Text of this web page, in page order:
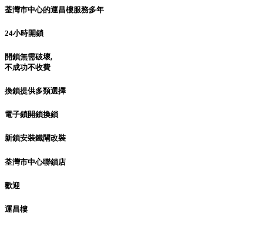
荃灣市中心的運昌樓服務多年
24小時開鎖
開鎖無需破壞,
不成功不收費
換鎖提供多類選擇
電子鎖開鎖換鎖
新鎖安裝鐵閘改裝
荃灣市中心聯鎖店
歡迎
運昌樓